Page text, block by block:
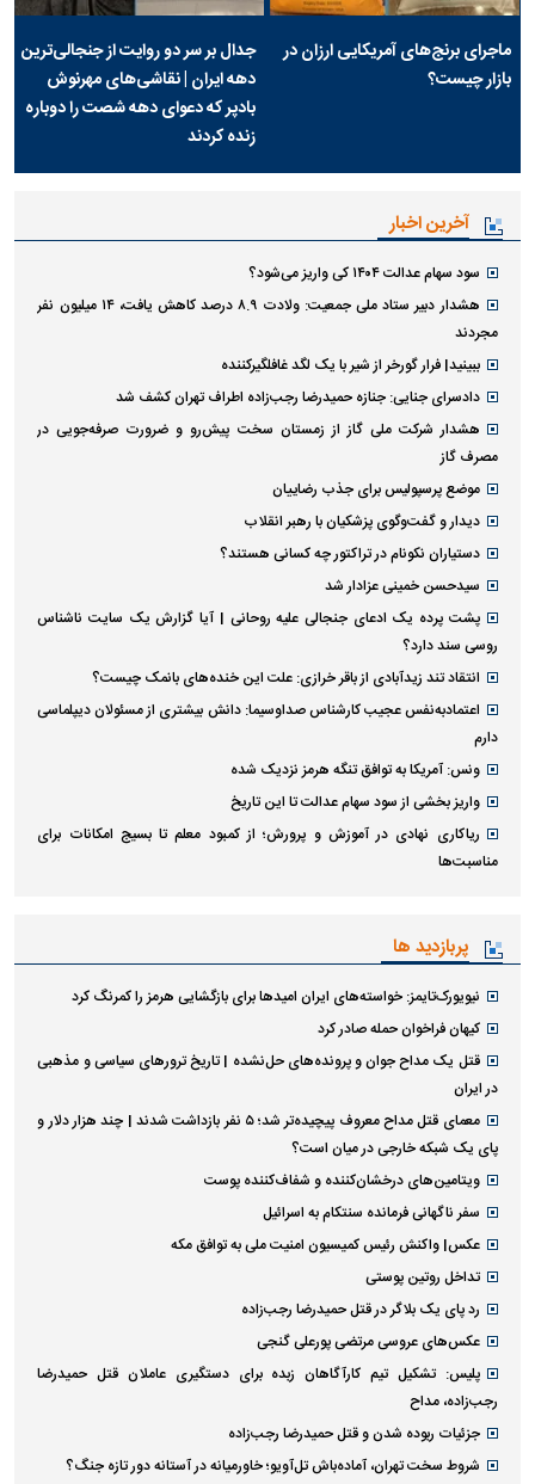
ماجرای برنج‌های آمریکایی ارزان در
بازار چیست؟
جدال بر سر دو روایت از جنجالی‌ترین
دهه ایران | نقاشی‌های مهرنوش
بادپر که دعوای دهه شصت را دوباره
زنده کردند
آخرین اخبار
سود سهام عدالت ۱۴۰۴ کی واریز می‌شود؟
هشدار دبیر ستاد ملی جمعیت: ولادت ۸.۹ درصد کاهش یافت، ۱۴ میلیون نفر
مجردند
ببینید| فرار گورخر از شیر با یک لگد غافلگیرکننده
دادسرای جنایی: جنازه حمیدرضا رجب‌زاده اطراف تهران کشف شد
هشدار شرکت ملی گاز از زمستان سخت پیش‌رو و ضرورت صرفه‌جویی در
مصرف گاز
موضع پرسپولیس برای جذب رضاییان
دیدار و گفت‌وگوی پزشکیان با رهبر انقلاب
دستیاران نکونام در تراکتور چه کسانی هستند؟
سیدحسن خمینی عزادار شد
پشت پرده یک ادعای جنجالی علیه روحانی | آیا گزارش یک سایت ناشناس
روسی سند دارد؟
انتقاد تند زیدآبادی از باقر خرازی: علت این خنده‌های بانمک چیست؟
اعتمادبه‌نفس عجیب کارشناس صداوسیما: دانش بیشتری از مسئولان دیپلماسی
دارم
ونس: آمریکا به توافق تنگه هرمز نزدیک شده
واریز بخشی از سود سهام عدالت تا این تاریخ
ریاکاری نهادی در آموزش و پرورش؛ از کمبود معلم تا بسیج امکانات برای
مناسبت‌ها
پربازدید ها
نیویورک‌تایمز: خواسته‌های ایران امیدها برای بازگشایی هرمز را کمرنگ کرد
کیهان فراخوان حمله صادر کرد
قتل یک مداح جوان و پرونده‌های حل‌نشده | تاریخ ترورهای سیاسی و مذهبی
در ایران
معمای قتل مداح معروف پیچیده‌تر شد؛ ۵ نفر بازداشت شدند | چند هزار دلار و
پای یک شبکه خارجی در میان است؟
ویتامین‌های درخشان‌کننده و شفاف‌کننده پوست
سفر ناگهانی فرمانده سنتکام به اسرائیل
عکس| واکنش رئیس کمیسیون امنیت ملی به توافق مکه
تداخل روتین پوستی
رد پای یک بلاگر در قتل حمیدرضا رجب‌زاده
عکس‌های عروسی مرتضی پورعلی گنجی
پلیس: تشکیل تیم کارآگاهان زبده برای دستگیری عاملان قتل حمیدرضا
رجب‌زاده، مداح
جزئیات ربوده شدن و قتل حمیدرضا رجب‌زاده
شروط سخت تهران، آماده‌باش تل‌آویو؛ خاورمیانه در آستانه دور تازه جنگ؟